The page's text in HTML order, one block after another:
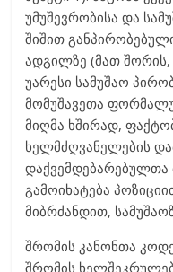
უმუშევრობისა და
შიშით
ადგილზე (მათ
უარესი სამუშაო
მომუშავეთა
მიღმა ხშირად,
ხელმძღვანელების
დაქვემდებარებულთა
გამოიხატება
მიბრძანდით,
შრომის კანონთა
შრომის